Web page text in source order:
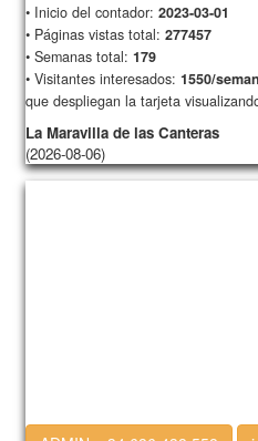
• Inicio del contador: 2023-03-01
• Páginas vistas total: 277457
• Semanas total: 179
• Visitantes interesados: 1550/
que despliegan la tarjeta
La Maravilla de las Canteras
(2026-08-06)